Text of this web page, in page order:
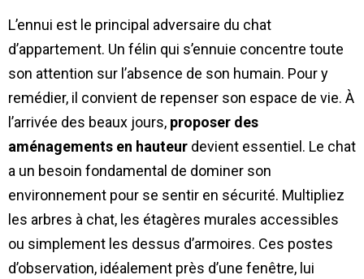
L’ennui est le principal adversaire du chat
d’appartement. Un félin qui s’ennuie concentre toute
son attention sur l’absence de son humain. Pour y
remédier, il convient de repenser son espace de vie. À
l’arrivée des beaux jours, proposer des
aménagements en hauteur devient essentiel. Le chat
a un besoin fondamental de dominer son
environnement pour se sentir en sécurité. Multipliez
les arbres à chat, les étagères murales accessibles
ou simplement les dessus d’armoires. Ces postes
d’observation, idéalement près d’une fenêtre, lui